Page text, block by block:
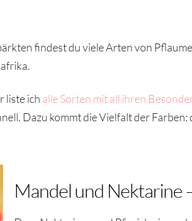
findest du viele Arten von
liste ich alle Sorten mit all ihren
Dazu kommt die Vielfalt der
Mandel und Nektarine